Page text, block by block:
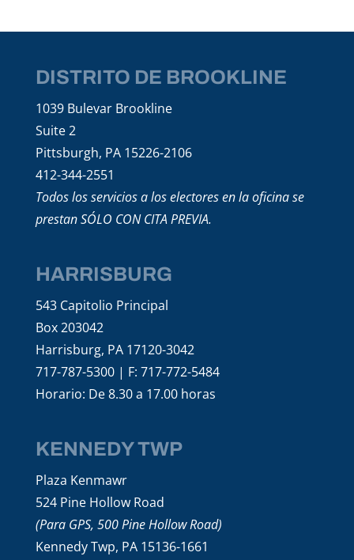
DISTRITO DE BROOKLINE
1039 Bulevar Brookline
Suite 2
Pittsburgh, PA 15226-2106
412-344-2551
Todos los servicios a los electores en la oficina se
prestan SÓLO CON CITA PREVIA.
HARRISBURG
543 Capitolio Principal
Box 203042
Harrisburg, PA 17120-3042
717-787-5300 | F: 717-772-5484
Horario: De 8.30 a 17.00 horas
KENNEDY TWP
Plaza Kenmawr
524 Pine Hollow Road
(Para GPS, 500 Pine Hollow Road)
Kennedy Twp, PA 15136-1661